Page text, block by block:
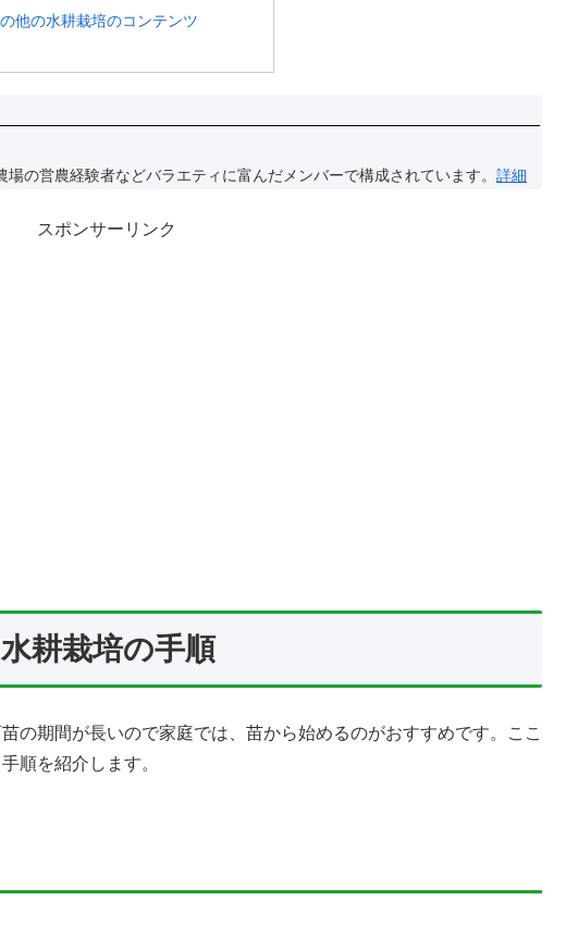
他の水耕栽培のコンテンツ
の営農経験者などバラエティに富んだメンバーで構成されています。 詳細
スポンサーリンク
耕栽培の手順
の期間が長いので家庭では、苗から始めるのがおすすめです。ここ
順を紹介します。